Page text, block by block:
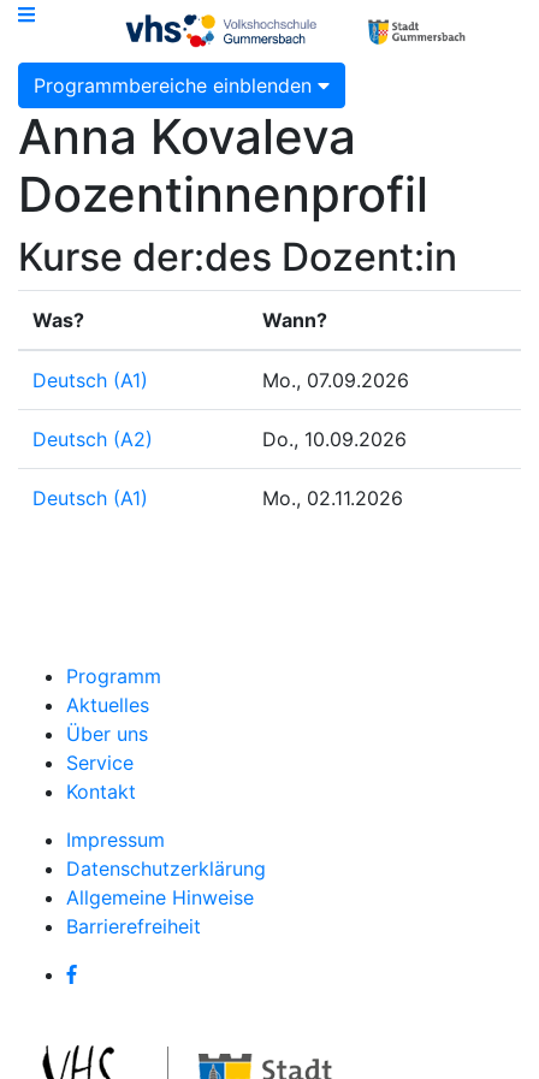
Programmbereiche einblenden
Anna Kovaleva
Dozentinnenprofil
Kurse der:des Dozent:in
Was? Wann?
Deutsch (A1) Mo., 07.09.2026
Deutsch (A2) Do., 10.09.2026
Deutsch (A1) Mo., 02.11.2026
Programm
Aktuelles
Über uns
Service
Kontakt
Impressum
Datenschutzerklärung
Allgemeine Hinweise
Barrierefreiheit